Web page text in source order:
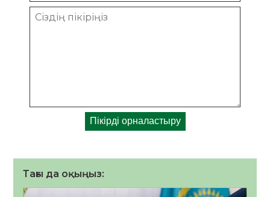
Тағы да оқыңыз: